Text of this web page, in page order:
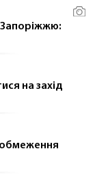
Запоріжжю:
на захід
обмеження